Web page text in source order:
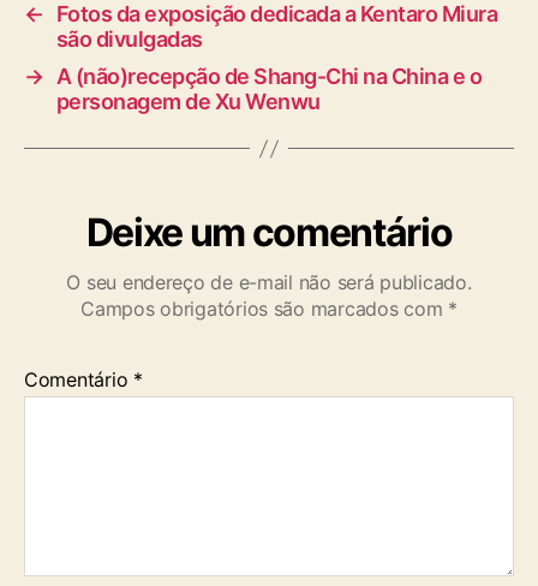
←
Fotos da exposição dedicada a Kentaro Miura
são divulgadas
→ A (não)recepção de Shang-Chi na China e o
personagem de Xu Wenwu
Deixe um comentário
O seu endereço de e-mail não será publicado.
Campos obrigatórios são marcados com *
Comentário *